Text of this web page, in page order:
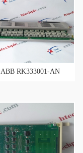
رله ABB RK333001-AN